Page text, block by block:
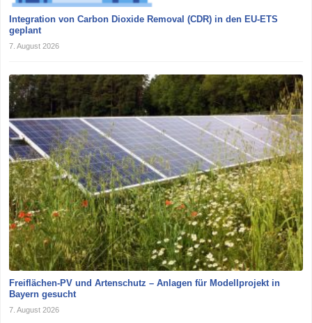
Integration von Carbon Dioxide Removal (CDR) in den EU-ETS
geplant
7. August 2026
Freiflächen-PV und Artenschutz – Anlagen für Modellprojekt in
Bayern gesucht
7. August 2026